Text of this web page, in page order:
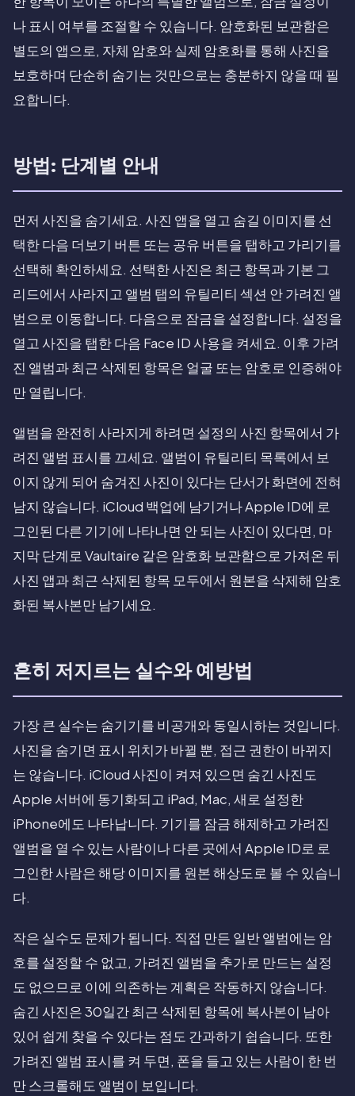
나 표시 여부를 조절할 수 있습니다. 암호화된 보관함은
별도의 앱으로, 자체 암호와 실제 암호화를 통해 사진을
보호하며 단순히 숨기는 것만으로는 충분하지 않을 때 필
요합니다.
방법: 단계별 안내
먼저 사진을 숨기세요. 사진 앱을 열고 숨길 이미지를 선
택한 다음 더보기 버튼 또는 공유 버튼을 탭하고 가리기를
선택해 확인하세요. 선택한 사진은 최근 항목과 기본 그
리드에서 사라지고 앨범 탭의 유틸리티 섹션 안 가려진 앨
범으로 이동합니다. 다음으로 잠금을 설정합니다. 설정을
열고 사진을 탭한 다음 Face ID 사용을 켜세요. 이후 가려
진 앨범과 최근 삭제된 항목은 얼굴 또는 암호로 인증해야
만 열립니다.
앨범을 완전히 사라지게 하려면 설정의 사진 항목에서 가
려진 앨범 표시를 끄세요. 앨범이 유틸리티 목록에서 보
이지 않게 되어 숨겨진 사진이 있다는 단서가 화면에 전혀
남지 않습니다. iCloud 백업에 남기거나 Apple ID에 로
그인된 다른 기기에 나타나면 안 되는 사진이 있다면, 마
지막 단계로 Vaultaire 같은 암호화 보관함으로 가져온 뒤
사진 앱과 최근 삭제된 항목 모두에서 원본을 삭제해 암호
화된 복사본만 남기세요.
흔히 저지르는 실수와 예방법
가장 큰 실수는 숨기기를 비공개와 동일시하는 것입니다.
사진을 숨기면 표시 위치가 바뀔 뿐, 접근 권한이 바뀌지
는 않습니다. iCloud 사진이 켜져 있으면 숨긴 사진도
Apple 서버에 동기화되고 iPad, Mac, 새로 설정한
iPhone에도 나타납니다. 기기를 잠금 해제하고 가려진
앨범을 열 수 있는 사람이나 다른 곳에서 Apple ID로 로
그인한 사람은 해당 이미지를 원본 해상도로 볼 수 있습니
다.
작은 실수도 문제가 됩니다. 직접 만든 일반 앨범에는 암
호를 설정할 수 없고, 가려진 앨범을 추가로 만드는 설정
도 없으므로 이에 의존하는 계획은 작동하지 않습니다.
숨긴 사진은 30일간 최근 삭제된 항목에 복사본이 남아
있어 쉽게 찾을 수 있다는 점도 간과하기 쉽습니다. 또한
가려진 앨범 표시를 켜 두면, 폰을 들고 있는 사람이 한 번
만 스크롤해도 앨범이 보입니다.